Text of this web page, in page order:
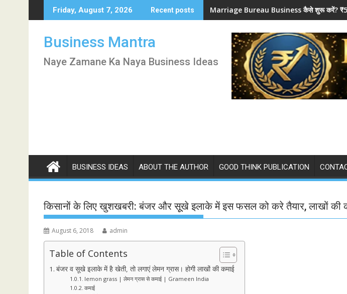
to
Friday, August 7, 2026 Recent posts Marriage Bureau Business कैसे शुरू करें?
Business Mantra
Naye Zamane Ka Naya Business Ideas
BUSINESS IDEAS ABOUT THE AUTHOR GOOD THINK PUBLICATION
किसानों के लिए खुशखबरी: बंजर और सूूखे इलाके में इस फसल को करे तैयार, लाखों की
August 6, 2018 admin
Table of Contents
बंजर व सूखे इलाके में है खेती, तो लगाएं लेमन ग्रास। होगी लाखों की कमाई
lemon grass | लेमन ग्रास से कमाई | Grameen India
कमाई